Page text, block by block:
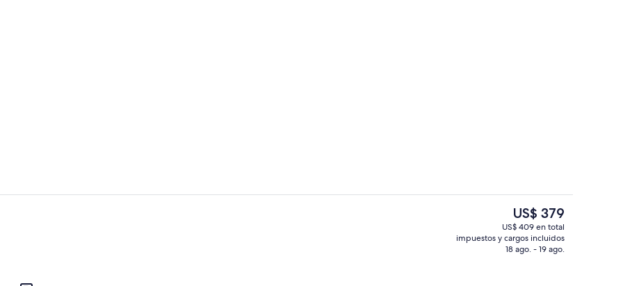
Vista a la montaña
El
precio
actual
es
US$ 379
US$ 409 en total
impuestos y cargos incluidos
18 ago. - 19 ago.